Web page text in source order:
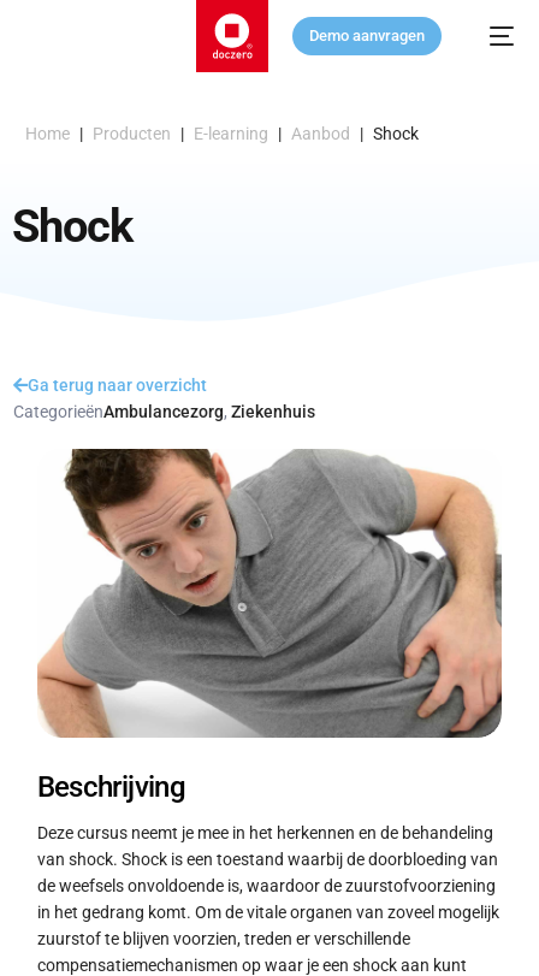
Demo aanvragen
Home | Producten | E-learning | Aanbod | Shock
Shock
Ga terug naar overzicht
CategorieënAmbulancezorg,Ziekenhuis
Beschrijving
Deze cursus neemt je mee in het herkennen en de behandeling
van shock. Shock is een toestand waarbij de doorbloeding van
de weefsels onvoldoende is, waardoor de zuurstofvoorziening
in het gedrang komt. Om de vitale organen van zoveel mogelijk
zuurstof te blijven voorzien, treden er verschillende
compensatiemechanismen op waar je een shock aan kunt